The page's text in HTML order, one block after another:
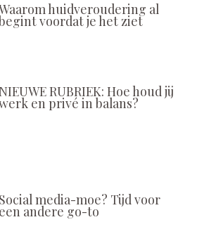
huidveroudering al
voordat je het ziet
RUBRIEK: Hoe houd jij
en privé in balans?
Social media-moe? Tijd voor
een andere go-to